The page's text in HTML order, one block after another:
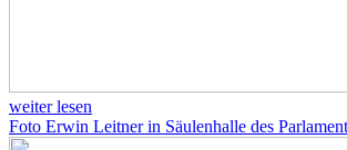
weiter lesen
Foto Erwin Leitner in Säulenhalle des